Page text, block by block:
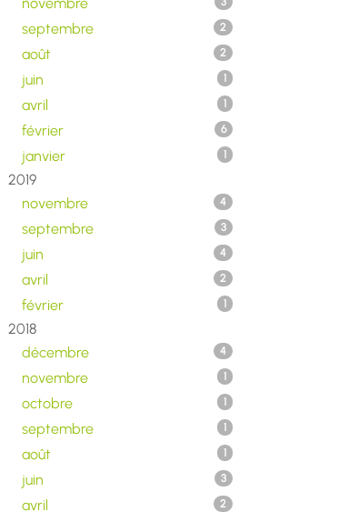
septembre 2
août 2
juin 1
avril 1
février 6
janvier 1
2019
novembre
4
septembre 3
juin 4
avril 2
février 1
2018
décembre
4
novembre 1
octobre 1
septembre 1
août 1
juin 3
avril 2